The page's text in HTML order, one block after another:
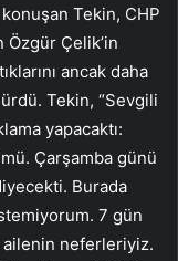
konuşan Tekin, CHP
Özgür Çelik’in
ancak daha
Tekin, “Sevgili
yapacaktı:
Çarşamba günü
Burada
7 gün
ailenin neferleriyiz.